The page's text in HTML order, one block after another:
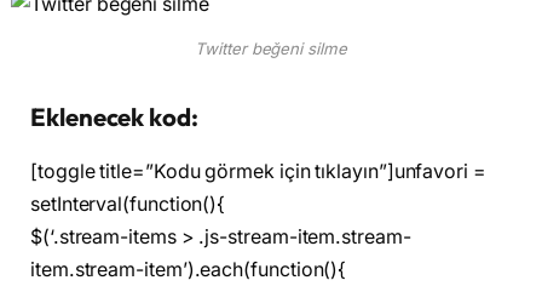
Twitter beğeni silme
Eklenecek kod:
[toggle title=”Kodu görmek için tıklayın”]unfavori =
setInterval(function(){
$(‘.stream-items > .js-stream-item.stream-
item.stream-item’).each(function(){